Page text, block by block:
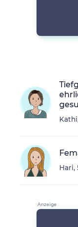
Hari,